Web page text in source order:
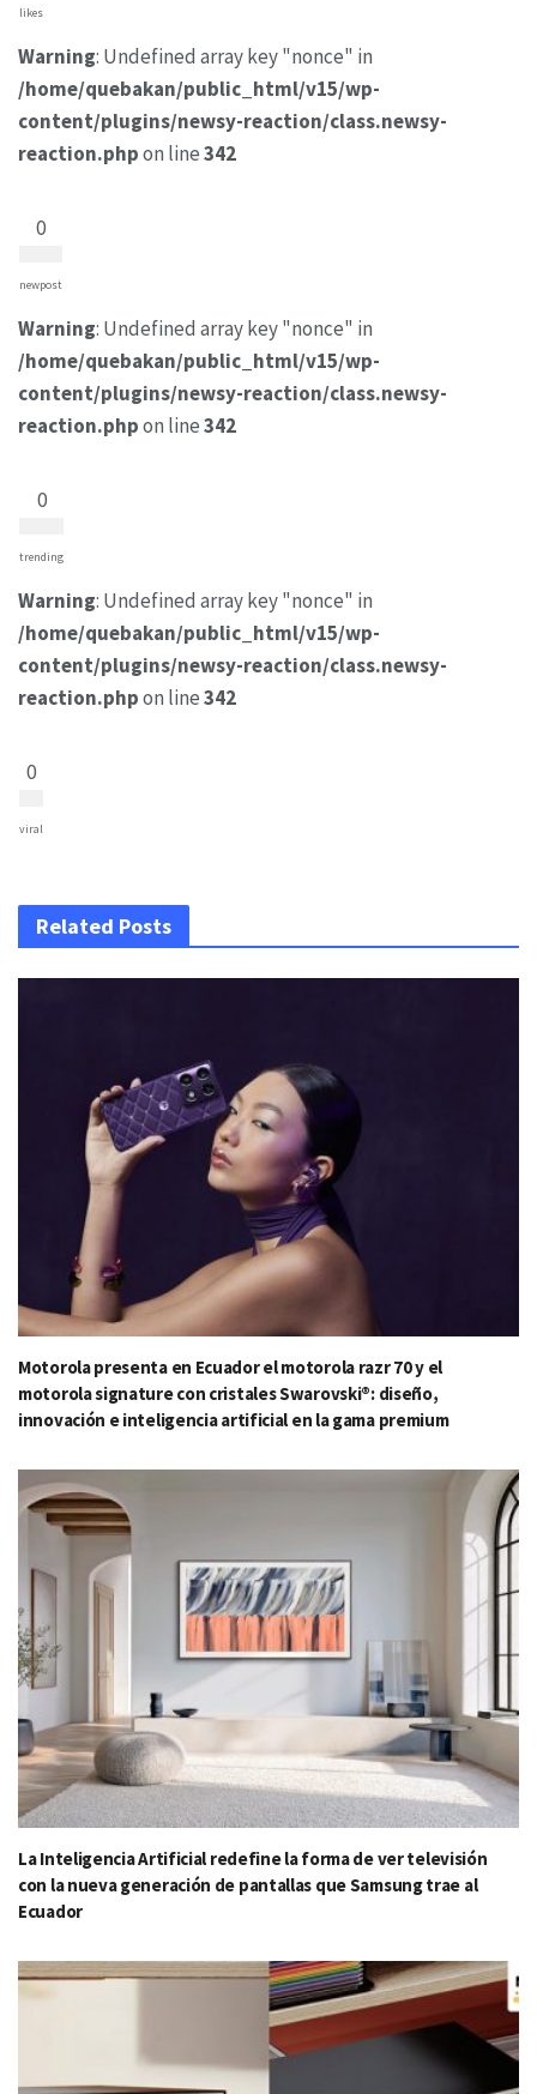
likes
Warning: Undefined array key "nonce" in
/home/quebakan/public_html/v15/wp-
content/plugins/newsy-reaction/class.newsy-
reaction.phpon line342
0
newpost
Warning: Undefined array key "nonce" in
/home/quebakan/public_html/v15/wp-
content/plugins/newsy-reaction/class.newsy-
reaction.phpon line342
0
trending
Warning: Undefined array key "nonce" in
/home/quebakan/public_html/v15/wp-
content/plugins/newsy-reaction/class.newsy-
reaction.phpon line342
0
viral
Related Posts
Motorola presenta en Ecuador el motorola razr 70 y el
motorola signature con cristales Swarovski®: diseño,
innovación e inteligencia artificial en la gama premium
La Inteligencia Artificial redefine la forma de ver televisión
con la nueva generación de pantallas que Samsung trae al
Ecuador